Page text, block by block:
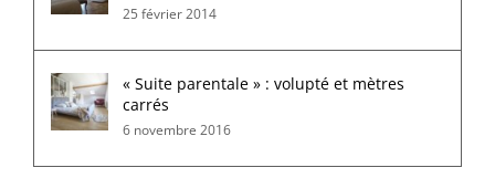
25 février 2014
« Suite parentale » : volupté et mètres
carrés
6 novembre 2016